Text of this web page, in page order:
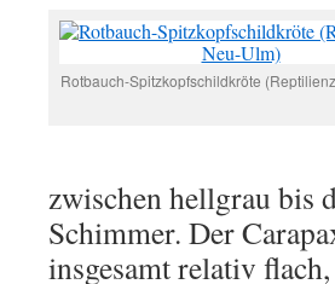
Rotbauch-Spitzkopfschildkröte
zwischen hellgrau bis
Schimmer. Der
insgesamt relativ